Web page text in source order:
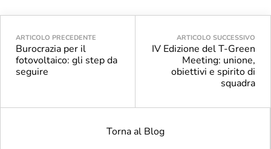
ARTICOLO PRECEDENTE
Burocrazia per il
fotovoltaico: gli step da
seguire
Torna al Blog
ARTICOLO SUCCESSIVO
IV Edizione del T-Green
Meeting: unione,
obiettivi e spirito di
squadra